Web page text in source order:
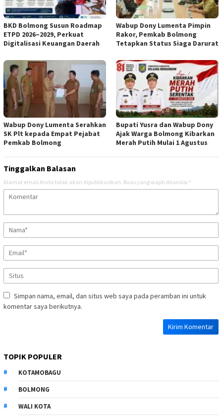
BKD Bolmong Susun Roadmap
ETPD 2026–2029, Perkuat
Digitalisasi Keuangan Daerah
Wabup Dony Lumenta Pimpin
Rakor, Pemkab Bolmong
Tetapkan Status Siaga Darurat
Wabup Dony Lumenta Serahkan
SK Plt kepada Empat Pejabat
Pemkab Bolmong
Bupati Yusra dan Wabup Dony
Ajak Warga Bolmong Kibarkan
Merah Putih Mulai 1 Agustus
Tinggalkan Balasan
Alamat email Anda tidak akan dipublikasikan. Ruas yang wajib ditandai *
Simpan nama, email, dan situs web saya pada peramban ini untuk
komentar saya berikutnya.
TOPIK POPULER
KOTAMOBAGU
BOLMONG
WALI KOTA